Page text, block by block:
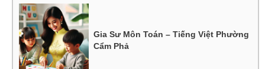
Gia Sư Môn Toán – Tiếng Việt Phường
Cẩm Phả